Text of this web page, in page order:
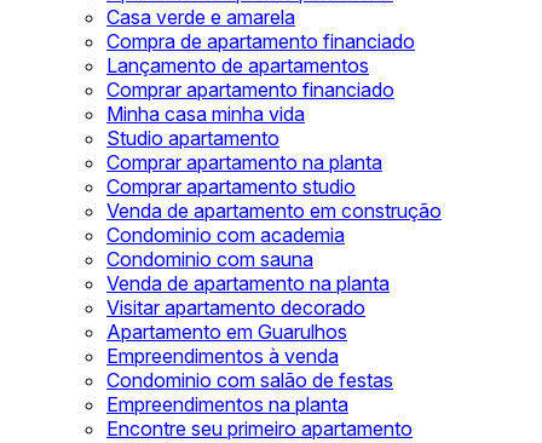
Casa verde e amarela
Compra de apartamento financiado
Lançamento de apartamentos
Comprar apartamento financiado
Minha casa minha vida
Studio apartamento
Comprar apartamento na planta
Comprar apartamento studio
Venda de apartamento em construção
Condominio com academia
Condominio com sauna
Venda de apartamento na planta
Visitar apartamento decorado
Apartamento em Guarulhos
Empreendimentos à venda
Condominio com salão de festas
Empreendimentos na planta
Encontre seu primeiro apartamento